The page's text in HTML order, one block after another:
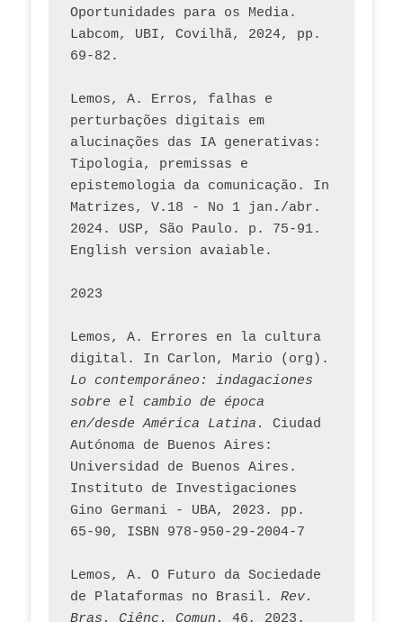
Oportunidades para os Media.
Labcom, UBI, Covilhã, 2024, pp.
69-82.
Lemos, A. Erros, falhas e
perturbações digitais em
alucinações das IA generativas:
Tipologia, premissas e
epistemologia da comunicação. In
Matrizes, V.18 - No 1 jan./abr.
2024. USP, São Paulo. p. 75-91.
English version avaiable.
2023
Lemos, A. Errores en la cultura
Lo contemporáneo: indagaciones
sobre el cambio de época
en/desde América Latina.
Ciudad
Autónoma de Buenos Aires:
Universidad de Buenos Aires.
Instituto de Investigaciones
Gino Germani - UBA, 2023. pp.
65-90, ISBN 978-950-29-2004-7
Lemos, A. O Futuro da Sociedade
de Plataformas no Brasil. Rev.
Bras. Ciênc. Comun.